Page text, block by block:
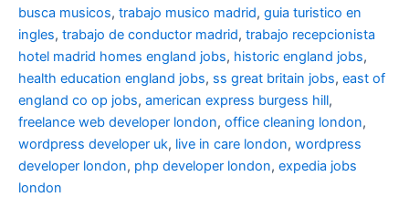
busca musicos, trabajo musico madrid, guia turistico en
ingles, trabajo de conductor madrid, trabajo recepcionista
hotel madrid homes england jobs, historic england jobs,
health education england jobs, ss great britain jobs, east of
england co op jobs, american express burgess hill,
freelance web developer london, office cleaning london,
wordpress developer uk, live in care london, wordpress
developer london, php developer london, expedia jobs
london